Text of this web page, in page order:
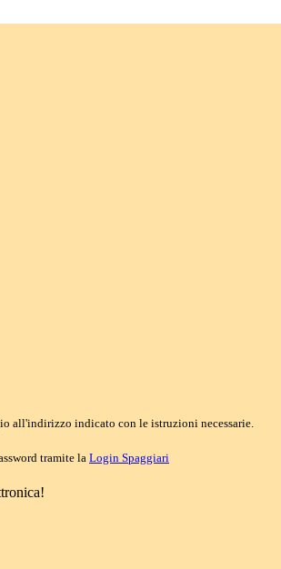
all'indirizzo indicato con le istruzioni necessarie.
tramite la Login Spaggiari